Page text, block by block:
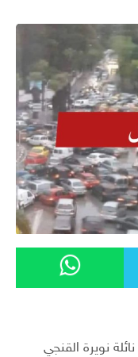
نويرة القنجي